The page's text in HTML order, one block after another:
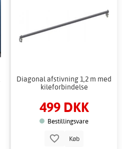
Diagonal afstivning 1,2 m med
kileforbindelse
499 DKK
Bestillingsvare
Køb